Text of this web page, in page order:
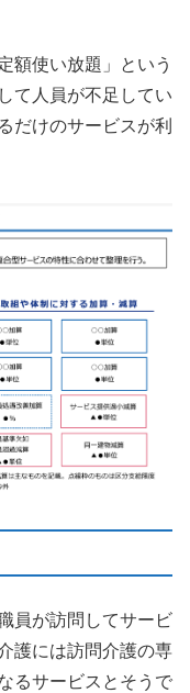
額使い放題」という
て人員が不足してい
だけのサービスが利
員が訪問してサービ
護には訪問介護の専
るサービスとそうで